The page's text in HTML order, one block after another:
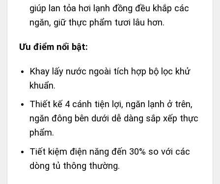
giúp lan tỏa hơi lạnh đồng đều khắp các
ngăn, giữ thực phẩm tươi lâu hơn.
Ưu điểm nổi bật:
Khay lấy nước ngoài tích hợp bộ lọc khử
khuẩn.
Thiết kế 4 cánh tiện lợi, ngăn lạnh ở trên,
ngăn đông bên dưới dễ dàng sắp xếp thực
phẩm.
Tiết kiệm điện năng đến 30% so với các
dòng tủ thông thường.